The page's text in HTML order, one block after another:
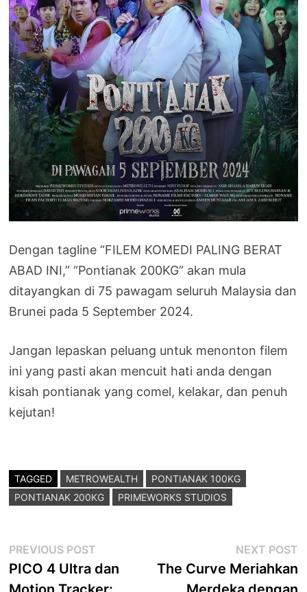
Dengan tagline “FILEM KOMEDI PALING BERAT
ABAD INI,” “Pontianak 200KG” akan mula
ditayangkan di 75 pawagam seluruh Malaysia dan
Brunei pada 5 September 2024.
Jangan lepaskan peluang untuk menonton filem
ini yang pasti akan mencuit hati anda dengan
kisah pontianak yang comel, kelakar, dan penuh
kejutan!
TAGGED METROWEALTH
PONTIANAK 100KG
PONTIANAK 200KG
PRIMEWORKS STUDIOS
Post
navigation
PREVIOUS POST
post:
PICO 4 Ultra dan
NEXT POST
The Curve Meriahkan